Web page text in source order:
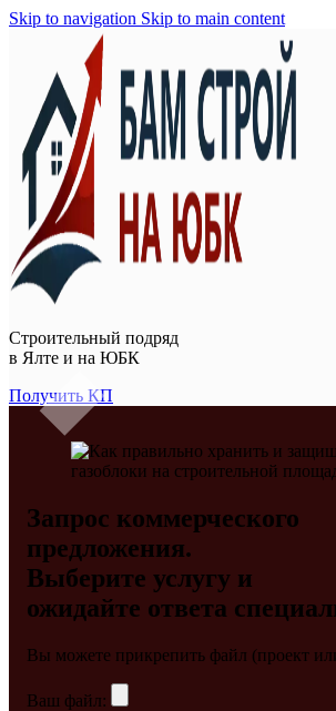
Skip to navigation Skip to main content
Строительный подряд
в Ялте и на ЮБК
Получить КП
Запрос коммерческого
предложения.
Выберите услугу и
ожидайте ответа
Вы можете прикрепить файл (проект
Ваш файл: